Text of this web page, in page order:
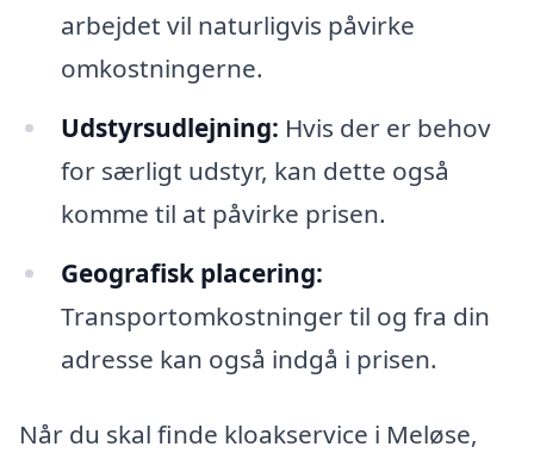
arbejdet vil naturligvis påvirke
omkostningerne.
Udstyrsudlejning: Hvis der er behov
for særligt udstyr, kan dette også
komme til at påvirke prisen.
Geografisk placering:
Transportomkostninger til og fra din
adresse kan også indgå i prisen.
Når du skal finde kloakservice i Meløse,